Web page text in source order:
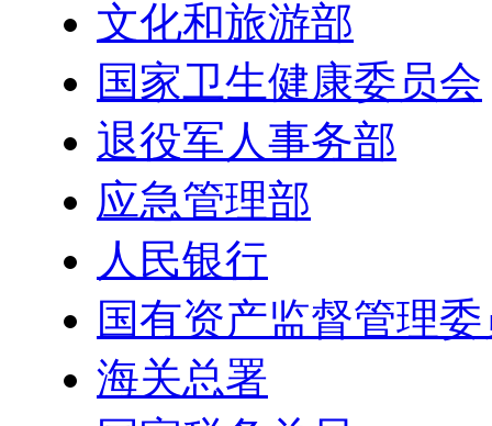
文化和旅游部
国家卫生健康委员会
退役军人事务部
应急管理部
人民银行
国有资产监督管理
海关总署